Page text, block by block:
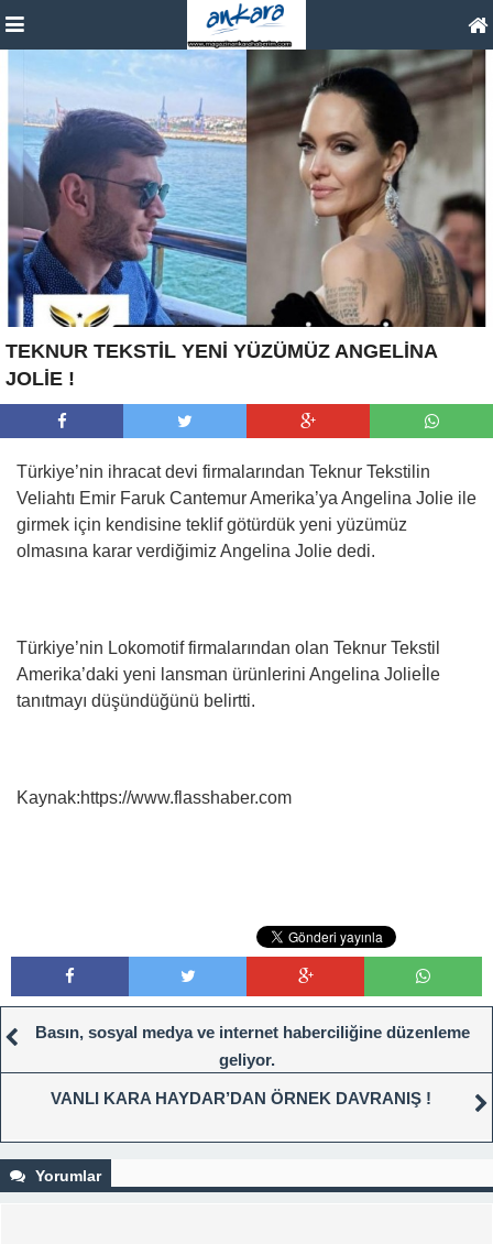
TEKNUR TEKSTİL YENİ YÜZÜMÜZ ANGELİNA
JOLİE !
Türkiye’nin ihracat devi firmalarından Teknur Tekstilin
Veliahtı Emir Faruk Cantemur Amerika’ya Angelina Jolie ile
girmek için kendisine teklif götürdük yeni yüzümüz
olmasına karar verdiğimiz Angelina Jolie dedi.
Türkiye’nin Lokomotif firmalarından olan Teknur Tekstil
Amerika’daki yeni lansman ürünlerini Angelina Jolieİle
tanıtmayı düşündüğünü belirtti.
Kaynak:https://www.flasshaber.com
Basın, sosyal medya ve internet haberciliğine düzenleme
geliyor.
VANLI KARA HAYDAR’DAN ÖRNEK DAVRANIŞ !
Yorumlar